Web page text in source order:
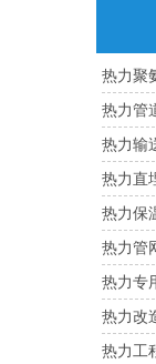
热力聚
热力管
热力输
热力直
热力保
热力管
热力专
热力改
热力工